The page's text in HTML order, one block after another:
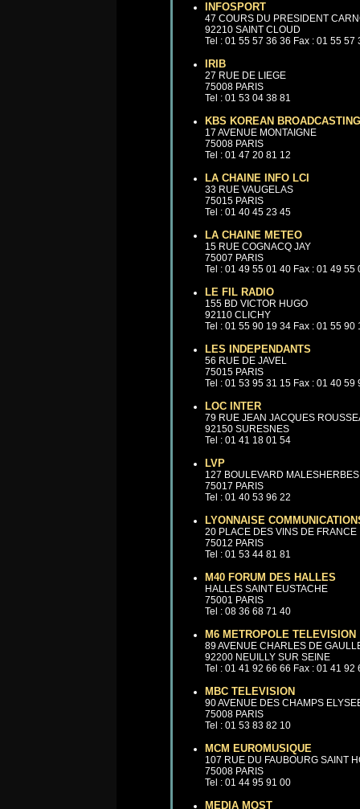
INFOSPORT
47 COURS DU PRESIDENT
92210 SAINT CLOUD
Tel : 01 55 57 36 36 Fax : 01 55 57
IRIB
27 RUE DE LIEGE
75008 PARIS
Tel : 01 53 04 38 81
KBS KOREAN
17 AVENUE MONTAIGNE
75008 PARIS
Tel : 01 47 20 81 12
LA CHAINE INFO LCI
33 RUE VAUGELAS
75015 PARIS
Tel : 01 40 45 23 45
LA CHAINE METEO
15 RUE COGNACQ JAY
75007 PARIS
Tel : 01 49 55 01 40 Fax : 01 49 55
LE FIL RADIO
155 BD VICTOR HUGO
92110 CLICHY
Tel : 01 55 90 19 34 Fax : 01 55 90
LES INDEPENDANTS
56 RUE DE JAVEL
75015 PARIS
Tel : 01 53 95 31 15 Fax : 01 40 59
LOC INTER
79 RUE JEAN JACQUES
92150 SURESNES
Tel : 01 41 18 01 54
LVP
127 BOULEVARD MALESHERBES
75017 PARIS
Tel : 01 40 53 96 22
LYONNAISE
20 PLACE DES VINS DE FRANCE
75012 PARIS
Tel : 01 53 44 81 81
M40 FORUM DES HALLES
HALLES SAINT EUSTACHE
75001 PARIS
Tel : 08 36 68 71 40
M6 METROPOLE TELEVISION
89 AVENUE CHARLES DE
92200 NEUILLY SUR SEINE
Tel : 01 41 92 66 66 Fax : 01 41 92
MBC TELEVISION
90 AVENUE DES CHAMPS
75008 PARIS
Tel : 01 53 83 82 10
MCM EUROMUSIQUE
107 RUE DU FAUBOURG SAINT
75008 PARIS
Tel : 01 44 95 91 00
MEDIA MOST